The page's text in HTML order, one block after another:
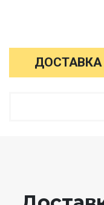
ДОСТАВКА